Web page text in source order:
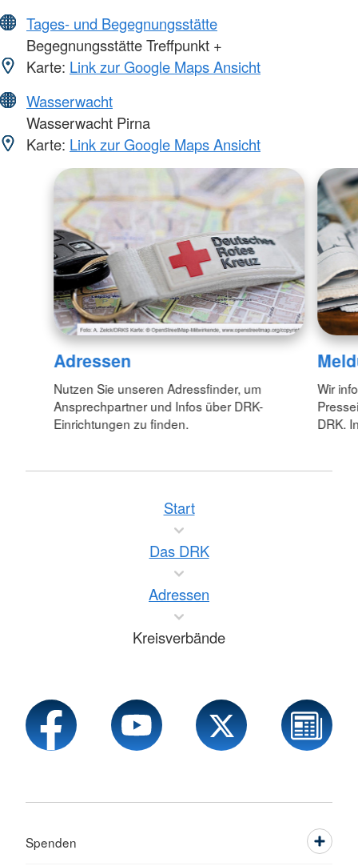
Tages- und Begegnungsstätte
Begegnungsstätte Treffpunkt +
Karte: Link zur Google Maps Ansicht
Wasserwacht
Wasserwacht Pirna
Karte: Link zur Google Maps Ansicht
Adressen
Nutzen Sie unseren Adressfinder, um
Ansprechpartner und Infos über DRK-
Einrichtungen zu finden.
Wir
DRK.
Start
Das DRK
Adressen
Kreisverbände
Spenden